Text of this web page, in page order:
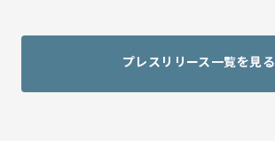
株価情報(yahoo!ファイナンス)
プレスリリース一覧を見る